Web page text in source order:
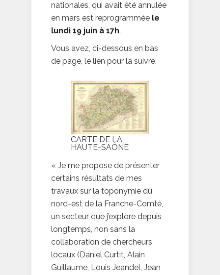
nationales, qui avait été annulée
en mars est reprogrammée le
lundi 19 juin à 17h.
Vous avez, ci-dessous en bas
de page, le lien pour la suivre.
CARTE DE LA
HAUTE-SAÔNE
« Je me propose de présenter
certains résultats de mes
travaux sur la toponymie du
nord-est de la Franche-Comté,
un secteur que j’explore depuis
longtemps, non sans la
collaboration de chercheurs
locaux (Daniel Curtit, Alain
Guillaume, Louis Jeandel, Jean